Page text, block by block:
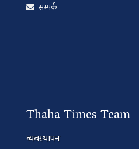
सम्पर्क
Thaha Times Team
व्यवस्थापन